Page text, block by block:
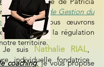
leCentre de Gestion du
Ardèche. Nous œuvrons
santé et la régulation
territoire.
coaching,je vous propose
suis Nathalie RIAL,
individuelle fondatrice